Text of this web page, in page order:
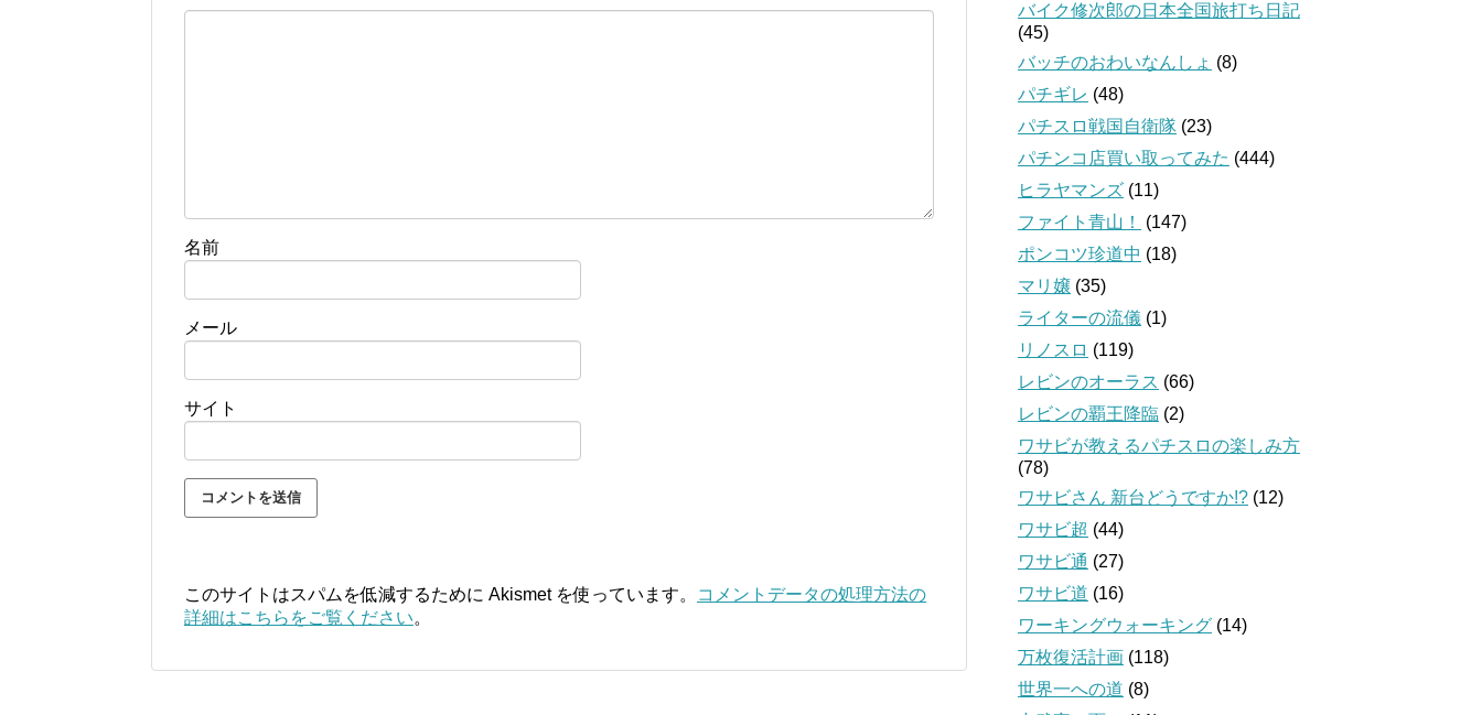
名前
メール
サイト
このサイトはスパムを低減するために Akismet を使っています。
コメントデータの処理方法の
詳細はこちらをご覧ください。
バイク修次郎の日本全国旅打ち日記
(45)
バッチのおわいなんしょ (8)
パチギレ (48)
パチスロ戦国自衛隊 (23)
パチンコ店買い取ってみた (444)
ヒラヤマンズ (11)
ファイト青山！
(147)
ポンコツ珍道中 (18)
マリ嬢 (35)
ライターの流儀 (1)
リノスロ (119)
レビンのオーラス (66)
レビンの覇王降臨 (2)
ワサビが教えるパチスロの楽しみ方
(78)
ワサビさん 新台どうですか!? (12)
ワサビ超 (44)
ワサビ通 (27)
ワサビ道 (16)
ワーキングウォーキング (14)
万枚復活計画 (118)
世界一への道 (8)